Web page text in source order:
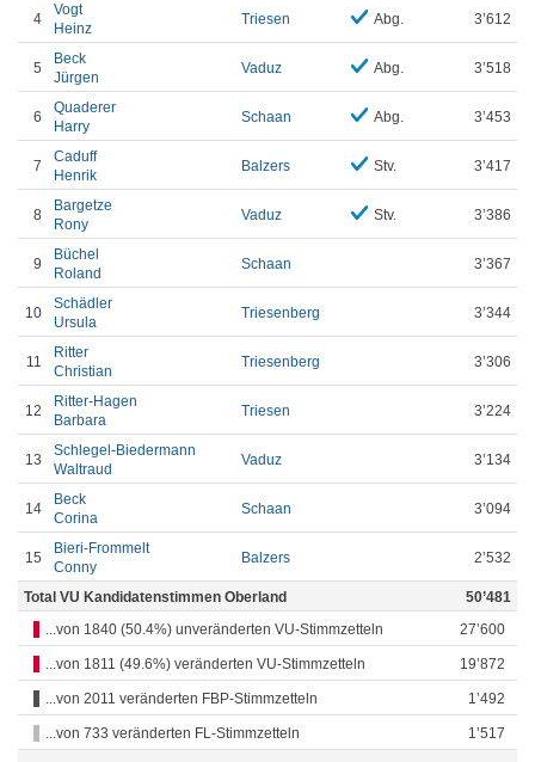
4
Vogt
Heinz
Triesen Abg. 3’612
5
Beck
Jürgen
Vaduz Abg. 3’518
6
Quaderer
Harry
Schaan Abg. 3’453
7
Caduff
Henrik
Balzers Stv. 3’417
8
Bargetze
Rony
Vaduz Stv. 3’386
9
Büchel
Roland
Schaan 3’367
10
Schädler
Ursula
Triesenberg 3’344
11
Ritter
Christian
Triesenberg 3’306
12
Ritter-Hagen
Barbara
Triesen 3’224
13
Schlegel-Biedermann
Waltraud
Vaduz 3’134
14
Beck
Corina
Schaan 3’094
15
Bieri-Frommelt
Conny
Balzers 2’532
Total VU Kandidatenstimmen Oberland
50’481
...von 1840 (50.4%) unveränderten VU-Stimmzetteln
27’600
...von 1811 (49.6%) veränderten VU-Stimmzetteln 19’872
...von 2011 veränderten FBP-Stimmzetteln 1’492
...von 733 veränderten FL-Stimmzetteln 1’517